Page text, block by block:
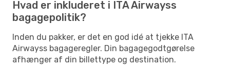
Hvad er inkluderet i ITA Airwayss
bagagepolitik?
Inden du pakker, er det en god idé at tjekke ITA
Airwayss bagageregler. Din bagagegodtgørelse
afhænger af din billettype og destination.